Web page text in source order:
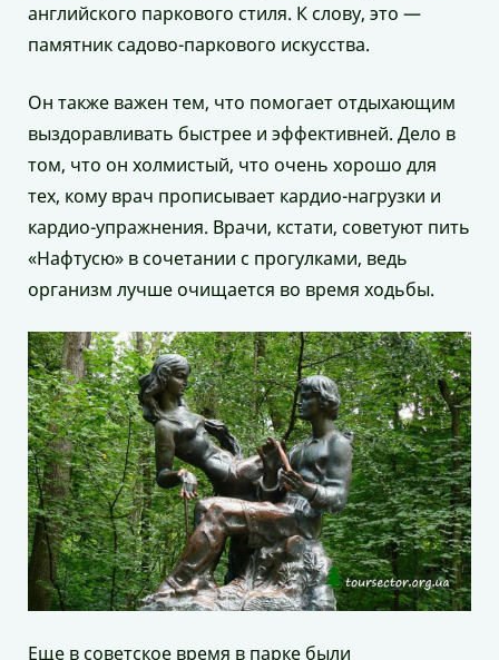
английского паркового стиля. К слову, это —
памятник садово-паркового искусства.
Он также важен тем, что помогает отдыхающим
выздоравливать быстрее и эффективней. Дело в
том, что он холмистый, что очень хорошо для
тех, кому врач прописывает кардио-нагрузки и
кардио-упражнения. Врачи, кстати, советуют пить
«Нафтусю» в сочетании с прогулками, ведь
организм лучше очищается во время ходьбы.
Еще в советское время в парке были